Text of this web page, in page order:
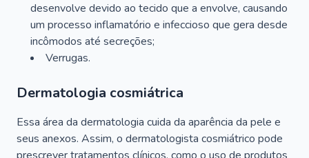
desenvolve devido ao tecido que a envolve, causando
um processo inflamatório e infeccioso que gera desde
incômodos até secreções;
Verrugas.
Dermatologia cosmiátrica
Essa área da dermatologia cuida da aparência da pele e
seus anexos. Assim, o dermatologista cosmiátrico pode